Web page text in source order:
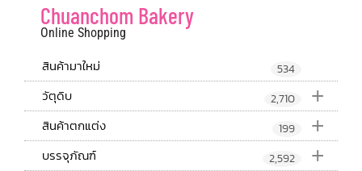
Chuanchom Bakery
Online Shopping
สินค้ามาใหม่ 534
+
วัตุดิบ 2,710
+
สินค้าตกแต่ง 199
+
บรรจุภัณฑ์ 2,592